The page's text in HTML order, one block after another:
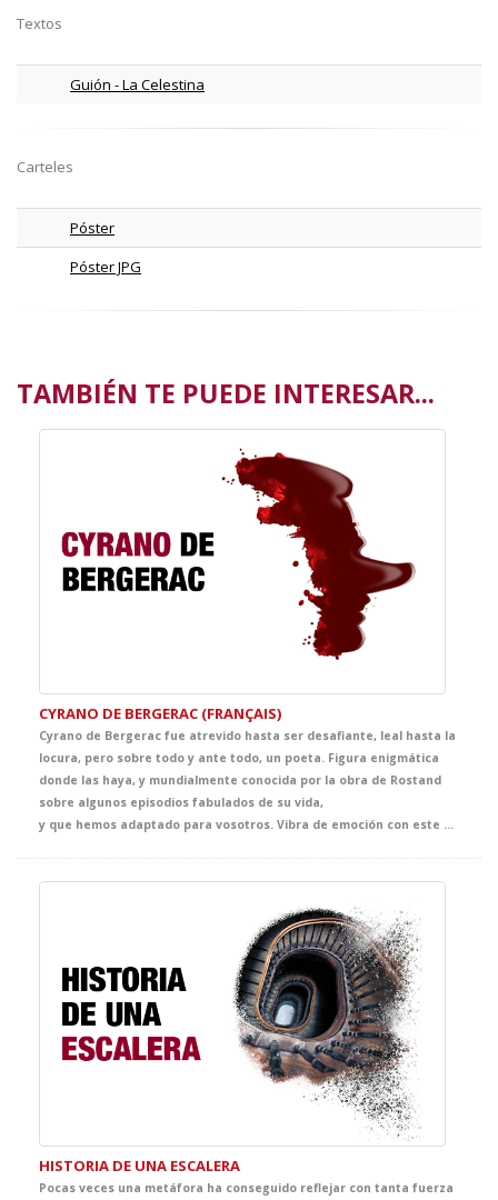
Textos
Guión - La Celestina
Carteles
Póster
Póster JPG
TAMBIÉN TE PUEDE INTERESAR...
CYRANO DE BERGERAC (FRANÇAIS)
Cyrano de Bergerac fue atrevido hasta ser desafiante, leal hasta la
locura, pero sobre todo y ante todo, un poeta. Figura enigmática
donde las haya, y mundialmente conocida por la obra de Rostand
sobre algunos episodios fabulados de su vida,
HISTORIA DE UNA ESCALERA
Pocas veces una metáfora ha conseguido reflejar con tanta fuerza